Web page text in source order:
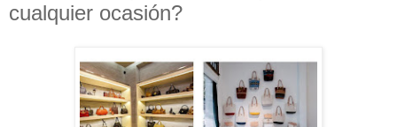
cualquier ocasión?